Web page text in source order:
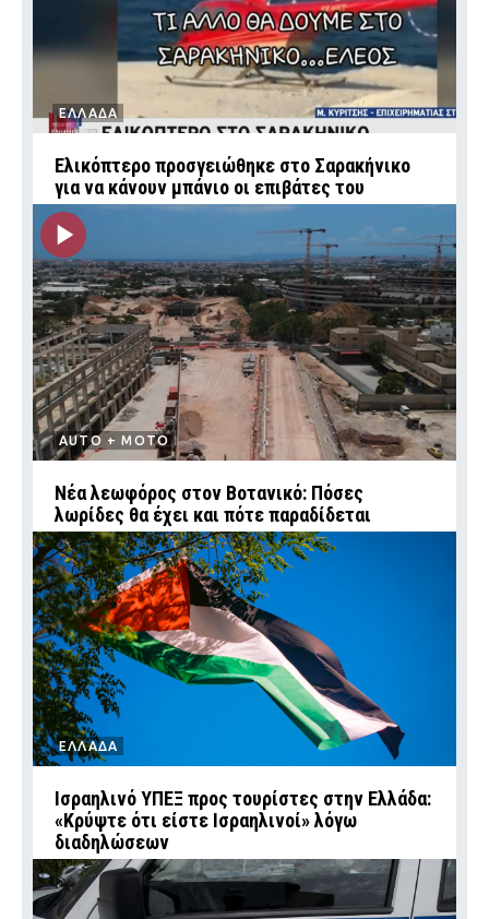
ΕΛΛΑΔΑ
Ελικόπτερο προσγειώθηκε στο Σαρακήνικο
για να κάνουν μπάνιο οι επιβάτες του
AUTO + MOTO
Νέα λεωφόρος στον Βοτανικό: Πόσες
λωρίδες θα έχει και πότε παραδίδεται
ΕΛΛΑΔΑ
Ισραηλινό ΥΠΕΞ προς τουρίστες στην Ελλάδα:
«Κρύψτε ότι είστε Ισραηλινοί» λόγω
διαδηλώσεων